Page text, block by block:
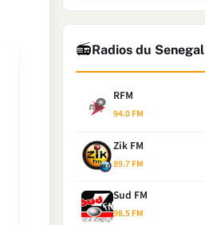
📻Radios du Senegal
RFM
94.0 FM
Zik FM
89.7 FM
Sud FM
98.5 FM